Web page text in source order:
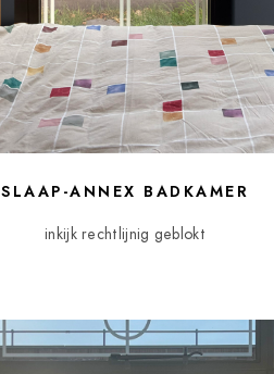
SLAAP-ANNEX BADKAMER
inkijk rechtlijnig geblokt